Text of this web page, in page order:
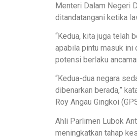
Menteri Dalam Negeri
ditandatangani ketika
“Kedua, kita juga telah
apabila pintu masuk ini
potensi berlaku
“Kedua-dua negara
dibenarkan berada,”
Roy Angau Gingkoi
Ahli Parlimen Lubok
meningkatkan tahap